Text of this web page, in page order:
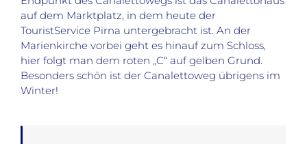
auf dem Marktplatz, in dem heute der
TouristService Pirna untergebracht ist. An der
Marienkirche vorbei geht es hinauf zum Schloss,
hier folgt man dem roten „C“ auf gelben Grund.
Besonders schön ist der Canalettoweg übrigens im
Winter!